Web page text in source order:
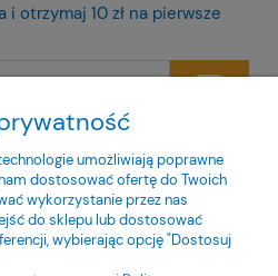
otrzymaj 10 zł na pierwsze
zgodnie z nasząpolityką
umożliwiają poprawne
dostosować ofertę do Twoich
wykorzystanie przez nas
do sklepu lub dostosować
wybierając opcję "Dostosuj